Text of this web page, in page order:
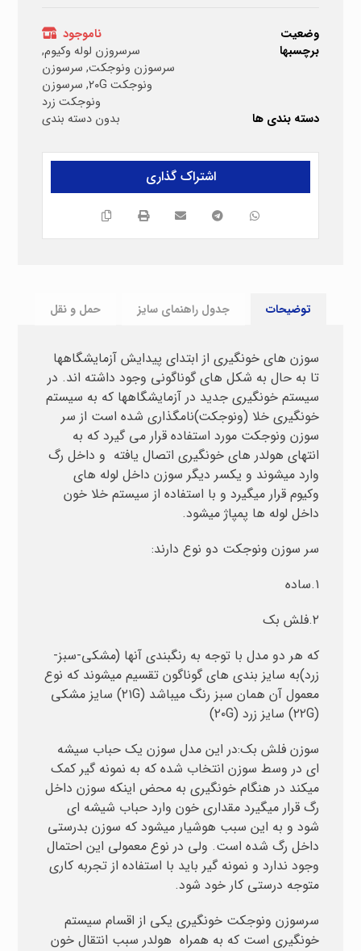
وضعیت
ناموجود
برچسبها
سرسروزن لوله وکیوم,
سرسوزن ونوجکت, سرسوزن
ونوجکت ۲۰G
, سرسوزن
ونوجکت زرد
دسته بندی ها
بدون دسته بندی
توضیحات جدول راهنمای سایز حمل و نقل
سوزن های خونگیری از ابتدای پیدایش آزمایشگاهها
تا به حال به شکل های گوناگونی وجود داشته اند. در
سیستم خونگیری جدید در آزمایشگاهها که به سیستم
خونگیری خلا (ونوجکت)نامگذاری شده است از سر
سوزن ونوجکت مورد استفاده قرار می گیرد که به
انتهای هولدر های خونگیری اتصال یافته و داخل رگ
وارد میشوند و یکسر دیگر سوزن داخل لوله های
وکیوم قرار میگیرد و با استفاده از سیستم خلا خون
داخل لوله ها پمپاژ میشود.
سر سوزن ونوجکت دو نوع دارند:
۱.ساده
۲.فلش بک
که هر دو مدل با توجه به رنگبندی آنها (مشکی-سبز-
زرد)به سایز بندی های گوناگون تقسیم میشوند که نوع
معمول آن همان سبز رنگ میباشد (۲۱G) سایز مشکی
(۲۲G) سایز زرد (۲۰G)
سوزن فلش بک:در این مدل سوزن یک حباب سیشه
ای در وسط سوزن انتخاب شده که به نمونه گیر کمک
میکند در هنگام خونگیری به محض اینکه سوزن داخل
رگ قرار میگیرد مقداری خون وارد حباب شیشه ای
شود و به این سبب هوشیار میشود که سوزن بدرستی
داخل رگ شده است. ولی در نوع معمولی این احتمال
وجود ندارد و نمونه گیر باید با استفاده از تجربه کاری
متوجه درستی کار خود شود.
سرسوزن ونوجکت خونگیری یکی از اقسام سیستم
خونگیری است که به همراه هولدر سبب انتقال خون